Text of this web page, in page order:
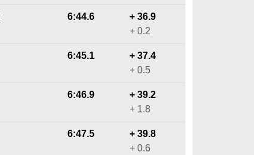
6:44.6
+ 36.9
+ 0.2
6:45.1
+ 37.4
+ 0.5
6:46.9
+ 39.2
+ 1.8
6:47.5
+ 39.8
+ 0.6